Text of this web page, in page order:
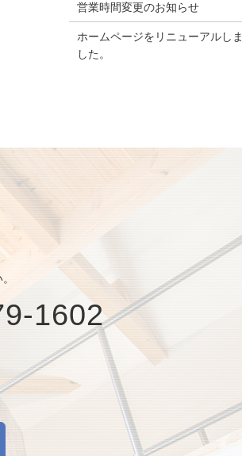
営業時間変更のお知らせ
ホームページをリニューアルしま
した。
1602